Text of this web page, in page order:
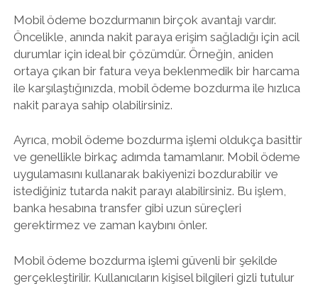
Mobil ödeme bozdurmanın birçok avantajı vardır.
Öncelikle, anında nakit paraya erişim sağladığı için acil
durumlar için ideal bir çözümdür. Örneğin, aniden
ortaya çıkan bir fatura veya beklenmedik bir harcama
ile karşılaştığınızda, mobil ödeme bozdurma ile hızlıca
nakit paraya sahip olabilirsiniz.
Ayrıca, mobil ödeme bozdurma işlemi oldukça basittir
ve genellikle birkaç adımda tamamlanır. Mobil ödeme
uygulamasını kullanarak bakiyenizi bozdurabilir ve
istediğiniz tutarda nakit parayı alabilirsiniz. Bu işlem,
banka hesabına transfer gibi uzun süreçleri
gerektirmez ve zaman kaybını önler.
Mobil ödeme bozdurma işlemi güvenli bir şekilde
gerçekleştirilir. Kullanıcıların kişisel bilgileri gizli tutulur